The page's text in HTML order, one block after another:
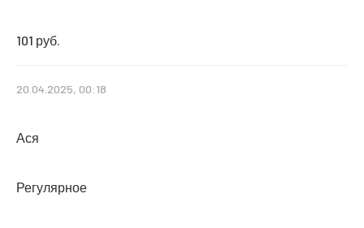
101 руб.
20.04.2025, 00:18
Ася
Регулярное